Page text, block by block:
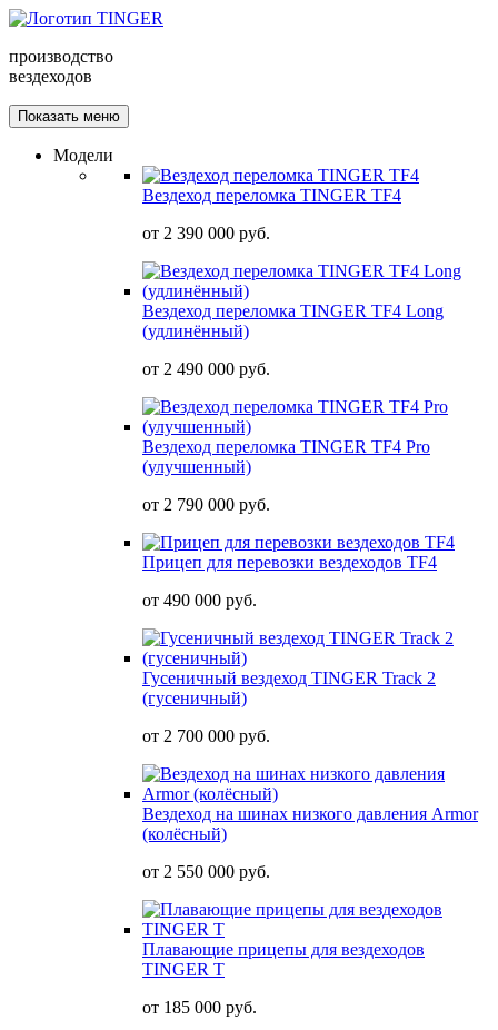
производство
вездеходов
Показать меню
Модели
Вездеход переломка TINGER TF4
от 2 390 000 руб.
Вездеход переломка TINGER TF4 Long
(удлинённый)
от 2 490 000 руб.
Вездеход переломка TINGER TF4 Pro
(улучшенный)
от 2 790 000 руб.
Прицеп для перевозки вездеходов TF4
от 490 000 руб.
Гусеничный вездеход TINGER Track 2
(гусеничный)
от 2 700 000 руб.
Вездеход на шинах низкого давления Armor
(колёсный)
от 2 550 000 руб.
Плавающие прицепы для вездеходов
TINGER T
от 185 000 руб.